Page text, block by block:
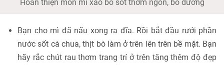
Hoàn thiện món mì xào bò sốt thơm ngon, bổ dưỡng
Bạn cho mì đã nấu xong ra đĩa. Rồi bắt đầu rưới phần
nước sốt cà chua, thịt bò làm ở trên lên trên bề mặt. Bạn
hãy rắc chút rau thơm trang trí ở trên tăng thêm độ đẹp